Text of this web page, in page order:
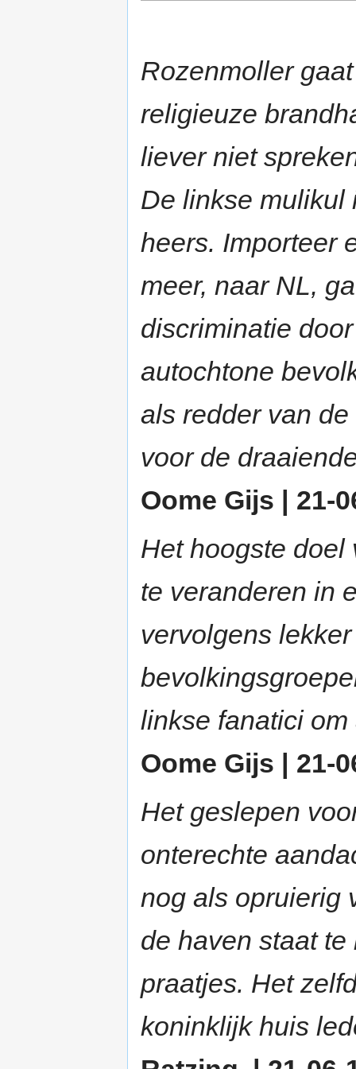
Rozenmoller
religieuze
liever niet
De linkse mulikul
heers. Importeer
meer, naar NL,
discriminatie
autochtone
als redder van
voor de
Oome Gijs | 21-
Het hoogste doel
te veranderen in
vervolgens
linkse fanatici
Oome Gijs | 21-
Het geslepen
onterechte
nog als opruierig
de haven staat
praatjes. Het
koninklijk huis